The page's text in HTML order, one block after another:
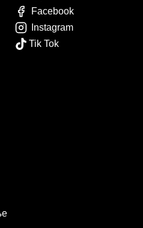
Facebook
Instagram
Tik Tok